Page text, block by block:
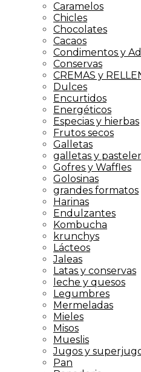
Caramelos
Chicles
Chocolates
Cacaos
Condimentos y
Conservas
CREMAS y
Dulces
Encurtidos
Energéticos
Especias y hierbas
Frutos secos
Galletas
galletas y
Gofres y Waffles
Golosinas
grandes formatos
Harinas
Endulzantes
Kombucha
krunchys
Lácteos
Jaleas
Latas y conservas
leche y quesos
Legumbres
Mermeladas
Mieles
Misos
Mueslis
Jugos y
Pan